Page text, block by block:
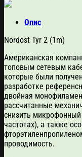
Опис
Nordost Tyr 2 (1m)
Американская
топовым сетевым
которые были
разработке
двойная
рассчитанные
снизить
частотах), а также
проводимость.